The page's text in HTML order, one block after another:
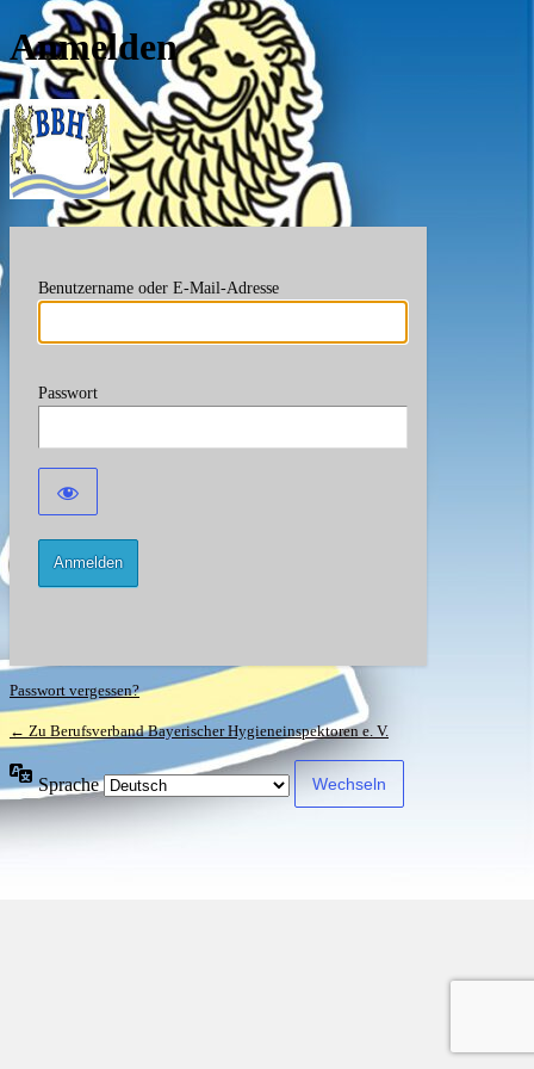
Anmelden
Berufsverband
Benutzername oder E-Mail-Adresse
Passwort
Passwort vergessen?
← Zu Berufsverband Bayerischer Hygieneinspektoren e. V.
Sprache